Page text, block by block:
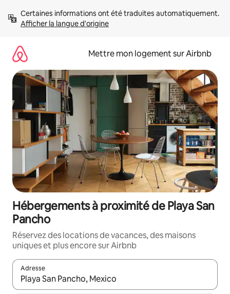
directement
Afficher la langue d'origine
Mettre mon logement sur Airbnb
Hébergements à proximité de Playa San
Pancho
Réservez des locations de vacances, des maisons
uniques et plus encore sur Airbnb
Adresse
Lorsque les résultats s'affichent, utilisez les flèches vers le